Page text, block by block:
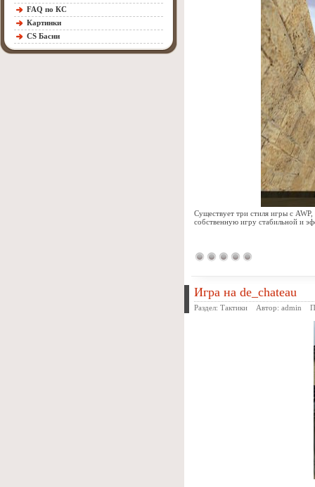
FAQ по КС
Картинки
CS Басни
Существует три стиля игры с
собственную игру стабильной и
Игра на de_chateau
Раздел: Тактики Автор: admin